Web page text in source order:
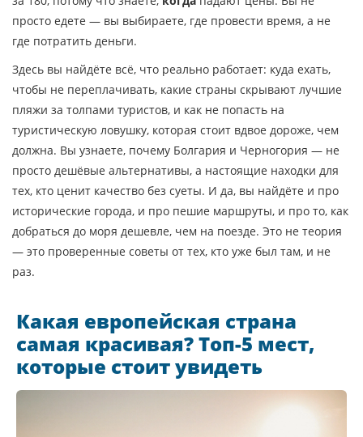
просто едете — вы выбираете, где провести время, а не
где потратить деньги.
Здесь вы найдёте всё, что реально работает: куда ехать,
чтобы не переплачивать, какие страны скрывают лучшие
пляжи за толпами туристов, и как не попасть на
туристическую ловушку, которая стоит вдвое дороже, чем
должна. Вы узнаете, почему Болгария и Черногория — не
просто дешёвые альтернативы, а настоящие находки для
тех, кто ценит качество без суеты. И да, вы найдёте и про
исторические города, и про пешие маршруты, и про то, как
добраться до моря дешевле, чем на поезде. Это не теория
— это проверенные советы от тех, кто уже был там, и не
раз.
Какая европейская страна
самая красивая? Топ-5 мест,
которые стоит увидеть